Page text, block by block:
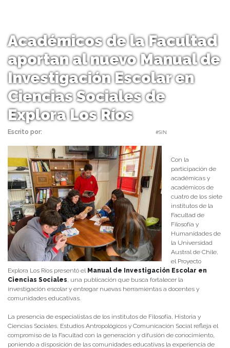
Académicos de la Facultad
aportan al nuevo Manual de
Investigación Escolar en
Ciencias Sociales de
Explora Los Ríos
Escrito por: #SIN
Con la
participación de
académicas y
académicos de
cuatro de los siete
institutos de la
Facultad de
Filosofía y
Humanidades de
la Universidad
Austral de Chile,
el Proyecto
Explora Los Ríos presentó el Manual de Investigación Escolar en
Ciencias Sociales, una publicación que busca fortalecer la
investigación escolar y entregar nuevas herramientas a docentes y
comunidades educativas.
La presencia de especialistas de los institutos de Filosofía, Historia y
Ciencias Sociales, Estudios Antropológicos y Comunicación Social refleja el
compromiso de la Facultad con la generación y difusión de conocimiento,
poniendo a disposición de las comunidades educativas la experiencia de